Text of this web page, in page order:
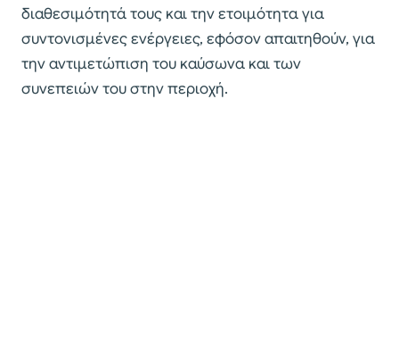
διαθεσιμότητά τους και την ετοιμότητα για
συντονισμένες ενέργειες, εφόσον απαιτηθούν, για
την αντιμετώπιση του καύσωνα και των
συνεπειών του στην περιοχή.